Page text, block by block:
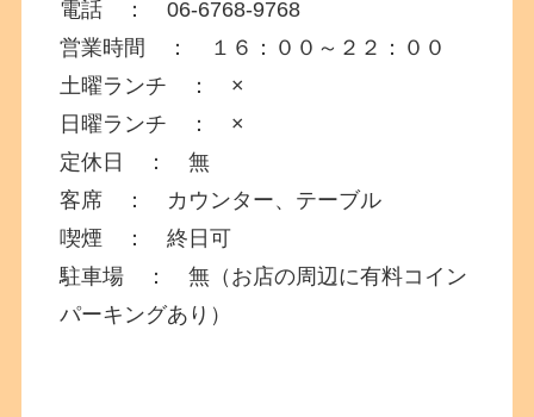
電話 ： 06-6768-9768
営業時間 ： １６：００～２２：００
土曜ランチ ： ×
日曜ランチ ： ×
定休日 ： 無
客席 ： カウンター、テーブル
喫煙 ： 終日可
駐車場 ： 無（お店の周辺に有料コイン
パーキングあり）